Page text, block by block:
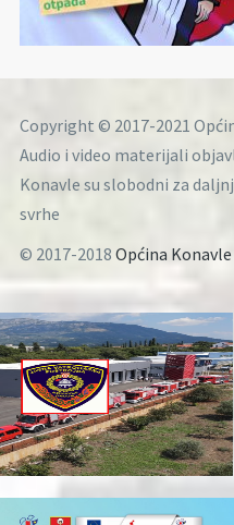
Copyright © 2017-2021
Audio i video materijali
Konavle su slobodni za
svrhe
© 2017-2018 Općina Konavle